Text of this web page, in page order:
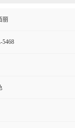
丽
5468